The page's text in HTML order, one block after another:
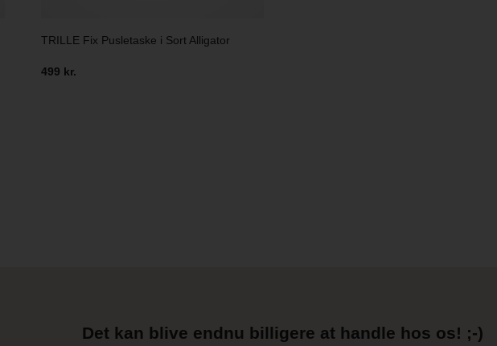
TRILLE Fix Pusletaske i Sort Alligator
499 kr.
Det kan blive endnu billigere at handle hos os! ;-)